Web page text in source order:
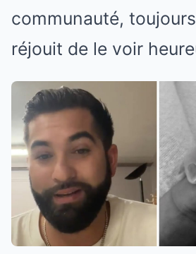
communauté,
réjouit de le voir